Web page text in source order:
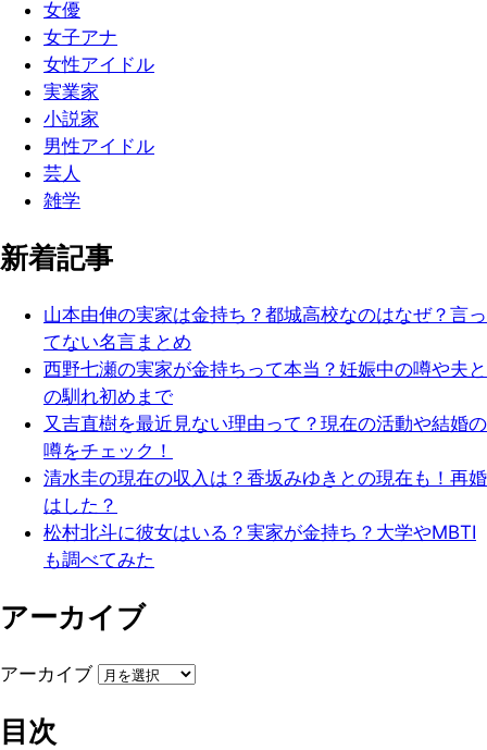
女優
女子アナ
女性アイドル
実業家
小説家
男性アイドル
芸人
雑学
新着記事
山本由伸の実家は金持ち？都城高校なのはなぜ？言っ
てない名言まとめ
西野七瀬の実家が金持ちって本当？妊娠中の噂や夫と
の馴れ初めまで
又吉直樹を最近見ない理由って？現在の活動や結婚の
噂をチェック！
清水圭の現在の収入は？香坂みゆきとの現在も！再婚
はした？
松村北斗に彼女はいる？実家が金持ち？大学やMBTI
も調べてみた
アーカイブ
アーカイブ
目次